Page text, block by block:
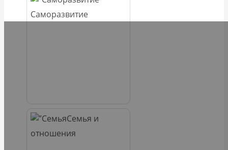
Саморазвитие
Семья и
отношения